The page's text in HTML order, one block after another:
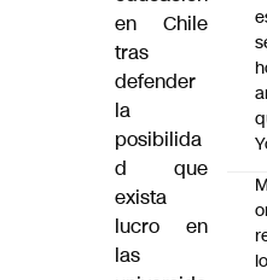
en Chile
tras
defender
la
posibilida
d que
exista
lucro en
las